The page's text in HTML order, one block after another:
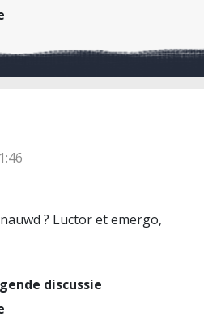
? Luctor et emergo,
discussie